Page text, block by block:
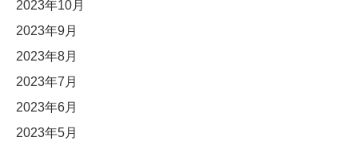
2023年10月
2023年9月
2023年8月
2023年7月
2023年6月
2023年5月